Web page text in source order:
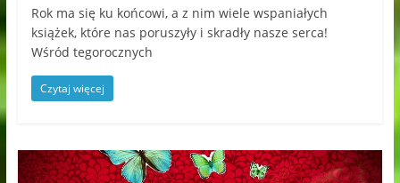
Rok ma się ku końcowi, a z nim wiele wspaniałych
książek, które nas poruszyły i skradły nasze serca!
Wśród tegorocznych
Czytaj więcej